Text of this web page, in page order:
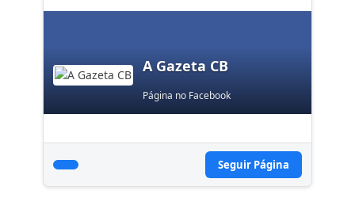
A Gazeta CB
Página no Facebook
Seguir Página